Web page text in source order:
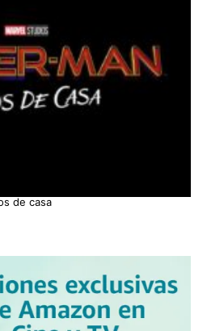
de casa